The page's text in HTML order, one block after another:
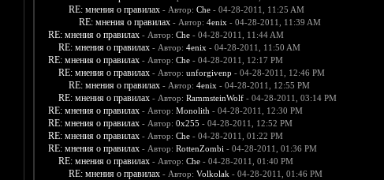
RE: мнения о правилах - Автор: Che- 04-28-2011, 11:25 AM
RE: мнения о правилах - Автор: 4enix - 04-28-2011, 11:39 AM
RE: мнения о правилах - Автор: Che- 04-28-2011, 11:44 AM
RE: мнения о правилах - Автор: 4enix - 04-28-2011, 11:50 AM
RE: мнения о правилах - Автор: Che- 04-28-2011, 12:17 PM
RE: мнения о правилах - Автор: unforgivenp - 04-28-2011, 12:46 PM
RE: мнения о правилах - Автор: 4enix - 04-28-2011, 12:55 PM
RE: мнения о правилах - Автор: RammsteinWolf- 04-28-2011, 03:14 PM
RE: мнения о правилах - Автор: Monolith - 04-28-2011, 12:30 PM
RE: мнения о правилах - Автор: 0х255 - 04-28-2011, 12:52 PM
RE: мнения о правилах - Автор: Che- 04-28-2011, 01:22 PM
RE: мнения о правилах - Автор: RottenZombi - 04-28-2011, 01:36 PM
RE: мнения о правилах - Автор: Che- 04-28-2011, 01:40 PM
RE: мнения о правилах - Автор: Volkolak - 04-28-2011, 01:46 PM